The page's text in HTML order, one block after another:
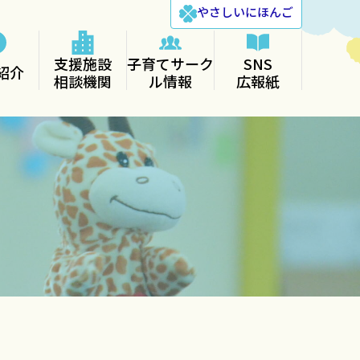
やさしいにほんご
介
支援施設
相談機関
子育てサーク
ル情報
SNS
広報紙